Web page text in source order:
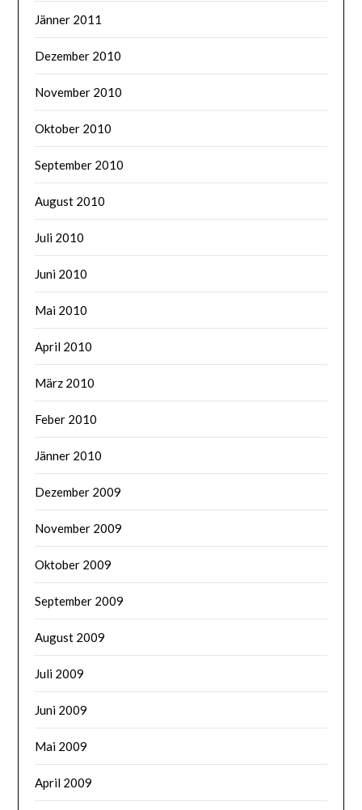
Jänner 2011
Dezember 2010
November 2010
Oktober 2010
September 2010
August 2010
Juli 2010
Juni 2010
Mai 2010
April 2010
März 2010
Feber 2010
Jänner 2010
Dezember 2009
November 2009
Oktober 2009
September 2009
August 2009
Juli 2009
Juni 2009
Mai 2009
April 2009